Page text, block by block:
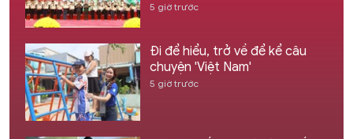
5 giờ trước
Đi để hiểu, trở về để kể câu
chuyện 'Việt Nam'
5 giờ trước